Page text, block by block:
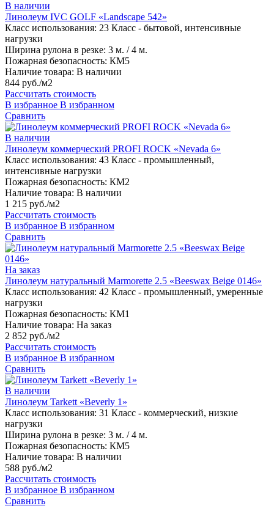
В наличии
Линолеум IVC GOLF «Landscape 542»
Класс использования: 23 Класс - бытовой, интенсивные
нагрузки
Ширина рулона в резке: 3 м. / 4 м.
Пожарная безопасность: КМ5
Наличие товара: В наличии
844 руб./м2
Рассчитать стоимость
В избранное В избранном
Сравнить
В наличии
Линолеум коммерческий PROFI ROCK «Nevada 6»
Класс использования: 43 Класс - промышленный,
интенсивные нагрузки
Пожарная безопасность: КМ2
Наличие товара: В наличии
1 215 руб./м2
Рассчитать стоимость
В избранное В избранном
Сравнить
На заказ
Линолеум натуральный Marmorette 2.5 «Beeswax Beige 0146»
Класс использования: 42 Класс - промышленный, умеренные
нагрузки
Пожарная безопасность: КМ1
Наличие товара: На заказ
2 852 руб./м2
Рассчитать стоимость
В избранное В избранном
Сравнить
В наличии
Линолеум Tarkett «Beverly 1»
Класс использования: 31 Класс - коммерческий, низкие
нагрузки
Ширина рулона в резке: 3 м. / 4 м.
Пожарная безопасность: КМ5
Наличие товара: В наличии
588 руб./м2
Рассчитать стоимость
В избранное В избранном
Сравнить